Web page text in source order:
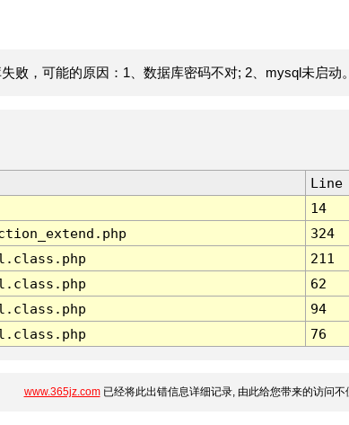
败，可能的原因：1、数据库密码不对; 2、mysql未启动。
Line
14
324
211
62
94
76
www.365jz.com已经将此出错信息详细记录, 由此给您带来的访问不